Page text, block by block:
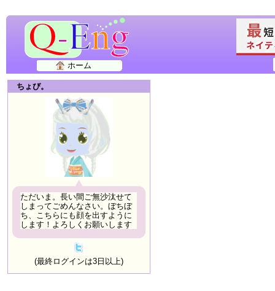
ホーム
ちょび。
ただいま。長い間ご無沙汰せて
しまってごめんなさい。ぼちぼ
ち、こちらにも顔を出すように
します！よろしくお願いします
(最終ログインは3日以上)